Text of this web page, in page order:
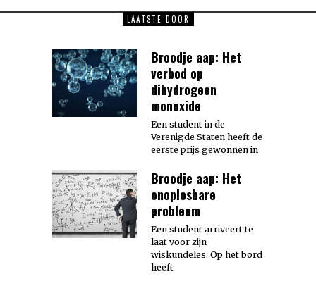
LAATSTE DOOR
Broodje aap: Het
verbod op
dihydrogeen
monoxide
Een student in de
Verenigde Staten heeft de
eerste prijs gewonnen in
Broodje aap: Het
onoplosbare
probleem
Een student arriveert te
laat voor zijn
wiskundeles. Op het bord
heeft